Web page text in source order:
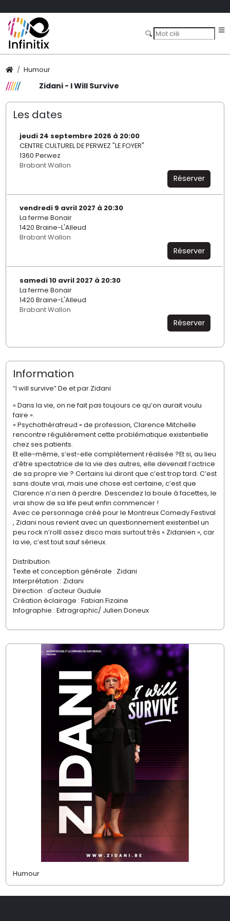
Humour
Zidani - I Will Survive
Les dates
jeudi 24 septembre 2026 à 20:00
CENTRE CULTUREL DE PERWEZ "LE FOYER"
1360 Perwez
Brabant Wallon
Réserver
vendredi 9 avril 2027 à 20:30
La ferme Bonair
1420 Braine-L'Alleud
Brabant Wallon
Réserver
samedi 10 avril 2027 à 20:30
La ferme Bonair
1420 Braine-L'Alleud
Brabant Wallon
Réserver
Information
“I will survive” De et par Zidani
« Dans la vie, on ne fait pas toujours ce qu’on aurait voulu
faire ».
« Psychothérafreud » de profession, Clarence Mitchelle
rencontre régulièrement cette problématique existentielle
chez ses patients.
Et elle-même, s’est-elle complètement réalisée ?Et si, au lieu
d’être spectatrice de la vie des autres, elle devenait l’actrice
de sa propre vie ? Certains lui diront que c’est trop tard. C’est
sans doute vrai, mais une chose est certaine, c’est que
Clarence n’a rien à perdre. Descendez la boule à facettes, le
vrai show de sa life peut enfin commencer !
Avec ce personnage créé pour le Montreux Comedy Festival
, Zidani nous revient avec un questionnement existentiel un
peu rock n’rolll assez disco mais surtout très « Zidanien », car
la vie, c’est tout sauf sérieux.
Distribution
Texte et conception générale : Zidani
Interprétation : Zidani
Direction : d'acteur Gudule
Création éclairage : Fabian Fizaine
Infographie : Extragraphic/ Julien Doneux
Humour